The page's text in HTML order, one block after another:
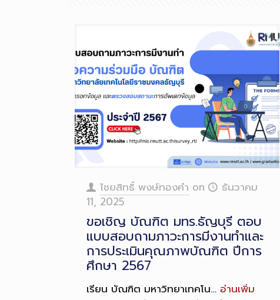
ไชยสิทธิ์ พงษ์ทองคำ on
ธันวาคม
11, 2025
ขอเชิญ บัณฑิต มทร.ธัญบุรี ตอบ
แบบสอบถามภาวะการมีงานทำและ
การประเมินคุณภาพบัณฑิต ปีการ
ศึกษา 2567
เรียน บัณฑิต มหาวิทยาเทคโน… อ่านเพิ่ม